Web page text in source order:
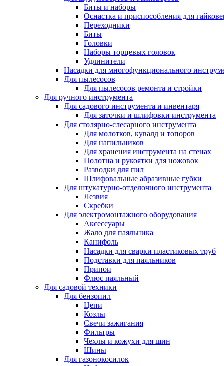
Биты и наборы
Оснастка и приспособления для
Переходники
Биты
Головки
Наборы торцевых головок
Удлинители
Насадки для многофункционального
Для пылесосов
Для пылесосов ремонта и стройки
Для ручного инструмента
Для садового инструмента и инвентаря
Для заточки и шлифовки инструмента
Для столярно-слесарного инструмента
Для молотков, кувалд и топоров
Для напильников
Для хранения инструмента на стенах
Полотна и рукоятки для ножовок
Разводки для пил
Шлифовальные абразивные губки
Для штукатурно-отделочного инструмента
Лезвия
Скребки
Для электромонтажного оборудования
Аксессуары
Жало для паяльника
Канифоль
Насадки для сварки пластиковых труб
Подставки для паяльников
Припои
Флюс паяльный
Для садовой техники
Для бензопил
Цепи
Козлы
Свечи зажигания
Фильтры
Чехлы и кожухи для шин
Шины
Для газонокосилок